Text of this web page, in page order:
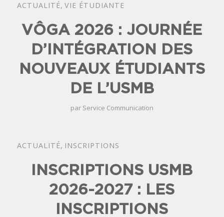
ACTUALITÉ, VIE ÉTUDIANTE
VÔGA 2026 : JOURNÉE
D’INTÉGRATION DES
NOUVEAUX ÉTUDIANTS
DE L’USMB
par Service Communication
ACTUALITÉ, INSCRIPTIONS
INSCRIPTIONS USMB
2026-2027 : LES
INSCRIPTIONS